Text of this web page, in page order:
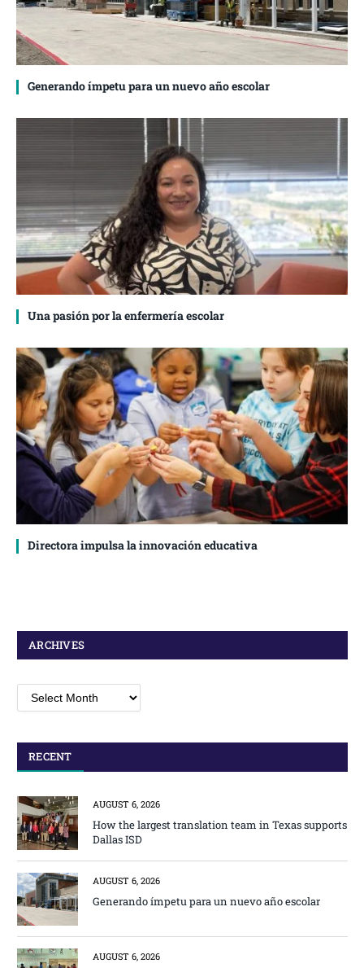
Generando ímpetu para un nuevo año escolar
Una pasión por la enfermería escolar
Directora impulsa la innovación educativa
ARCHIVES
Archives
RECENT
AUGUST 6, 2026
How the largest translation team in Texas supports
Dallas ISD
AUGUST 6, 2026
Generando ímpetu para un nuevo año escolar
AUGUST 6, 2026